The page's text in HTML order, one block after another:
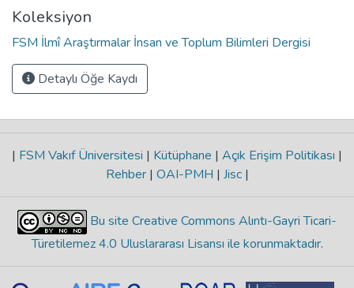
Koleksiyon
FSM İlmî Araştırmalar İnsan ve Toplum Bilimleri Dergisi
Detaylı Öğe Kaydı
| FSM Vakıf Üniversitesi | Kütüphane | Açık Erişim Politikası |
Rehber | OAI-PMH | Jisc |
Bu site Creative Commons Alıntı-Gayri Ticari-
Türetilemez 4.0 Uluslararası Lisansı ile korunmaktadır.